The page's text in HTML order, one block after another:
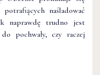
naśladować
naprawdę trudno jest
pochwały, czy raczej